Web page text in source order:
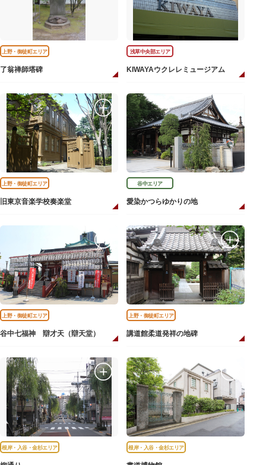
上野・御徒町エリア
了翁禅師塔碑
浅草中央部エリア
KIWAYAウクレレミュージアム
上野・御徒町エリア
旧東京音楽学校奏楽堂
谷中エリア
愛染かつらゆかりの地
上野・御徒町エリア
谷中七福神 辯才天（辯天堂）
上野・御徒町エリア
講道館柔道発祥の地碑
根岸・入谷・金杉エリア 根岸・入谷・金杉エリア